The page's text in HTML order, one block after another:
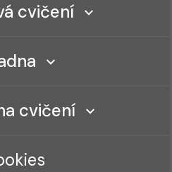
cvičení
cvičení